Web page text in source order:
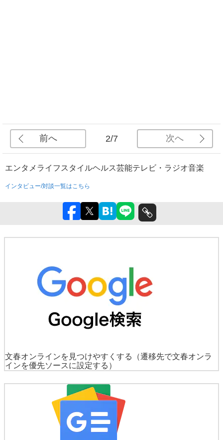
前へ 2/7 次へ
エンタメ ライフスタイルヘルス芸能テレビ・ラジオ音楽
インタビュー/対談一覧はこちら
文春オンラインを見つけやすくする
（遷移先で文春オンラ
インを優先ソースに設定する）